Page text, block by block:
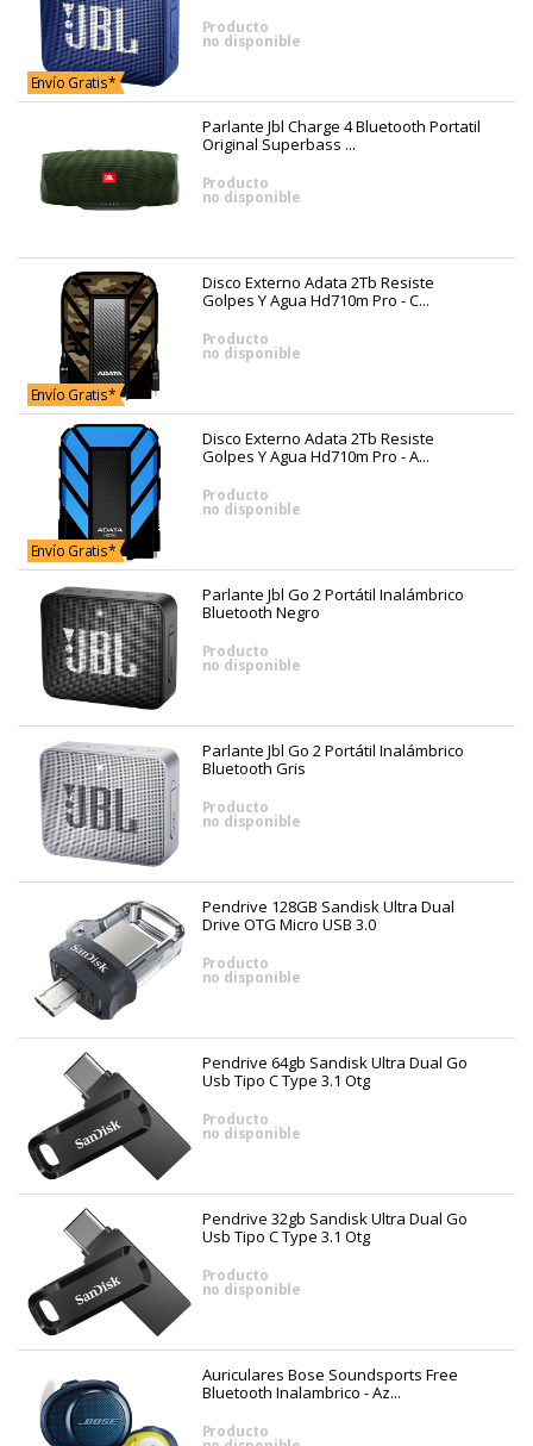
Envío Gratis*
Producto
no disponible
Parlante Jbl Charge 4 Bluetooth Portatil
Original Superbass ...
Producto
no disponible
Envío Gratis*
Disco Externo Adata 2Tb Resiste
Golpes Y Agua Hd710m Pro - C...
Producto
no disponible
Envío Gratis*
Disco Externo Adata 2Tb Resiste
Golpes Y Agua Hd710m Pro - A...
Producto
no disponible
Parlante Jbl Go 2 Portátil Inalámbrico
Bluetooth Negro
Producto
no disponible
Parlante Jbl Go 2 Portátil Inalámbrico
Bluetooth Gris
Producto
no disponible
Pendrive 128GB Sandisk Ultra Dual
Drive OTG Micro USB 3.0
Producto
no disponible
Pendrive 64gb Sandisk Ultra Dual Go
Usb Tipo C Type 3.1 Otg
Producto
no disponible
Pendrive 32gb Sandisk Ultra Dual Go
Usb Tipo C Type 3.1 Otg
Producto
no disponible
Auriculares Bose Soundsports Free
Bluetooth Inalambrico - Az...
Producto